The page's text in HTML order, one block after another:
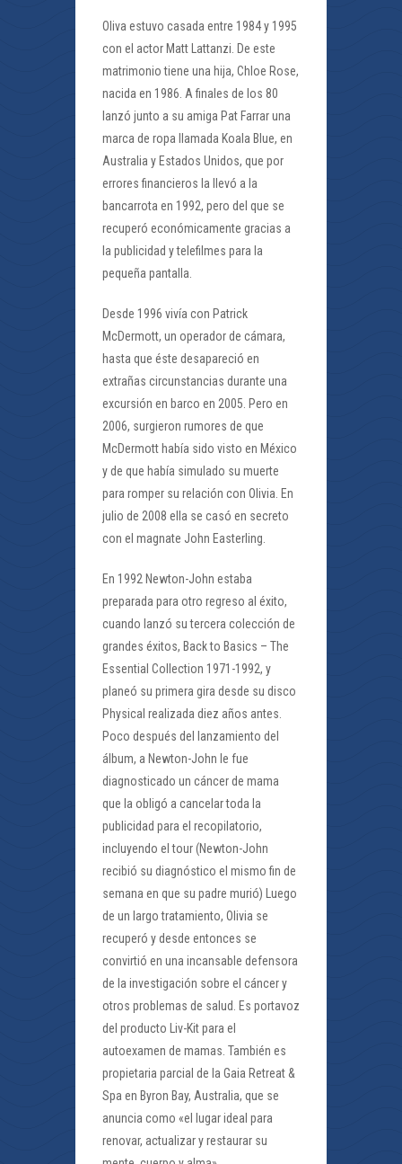
Oliva estuvo casada entre 1984 y 1995
con el actor Matt Lattanzi. De este
matrimonio tiene una hija, Chloe Rose,
nacida en 1986. A finales de los 80
lanzó junto a su amiga Pat Farrar una
marca de ropa llamada Koala Blue, en
Australia y Estados Unidos, que por
errores financieros la llevó a la
bancarrota en 1992, pero del que se
recuperó económicamente gracias a
la publicidad y telefilmes para la
pequeña pantalla.
Desde 1996 vivía con Patrick
McDermott, un operador de cámara,
hasta que éste desapareció en
extrañas circunstancias durante una
excursión en barco en 2005. Pero en
2006, surgieron rumores de que
McDermott había sido visto en México
y de que había simulado su muerte
para romper su relación con Olivia. En
julio de 2008 ella se casó en secreto
con el magnate John Easterling.
En 1992 Newton-John estaba
preparada para otro regreso al éxito,
cuando lanzó su tercera colección de
grandes éxitos, Back to Basics – The
Essential Collection 1971-1992, y
planeó su primera gira desde su disco
Physical realizada diez años antes.
Poco después del lanzamiento del
álbum, a Newton-John le fue
diagnosticado un cáncer de mama
que la obligó a cancelar toda la
publicidad para el recopilatorio,
incluyendo el tour (Newton-John
recibió su diagnóstico el mismo fin de
semana en que su padre murió) Luego
de un largo tratamiento, Olivia se
recuperó y desde entonces se
convirtió en una incansable defensora
de la investigación sobre el cáncer y
otros problemas de salud. Es portavoz
del producto Liv-Kit para el
autoexamen de mamas. También es
propietaria parcial de la Gaia Retreat &
Spa en Byron Bay, Australia, que se
anuncia como «el lugar ideal para
renovar, actualizar y restaurar su